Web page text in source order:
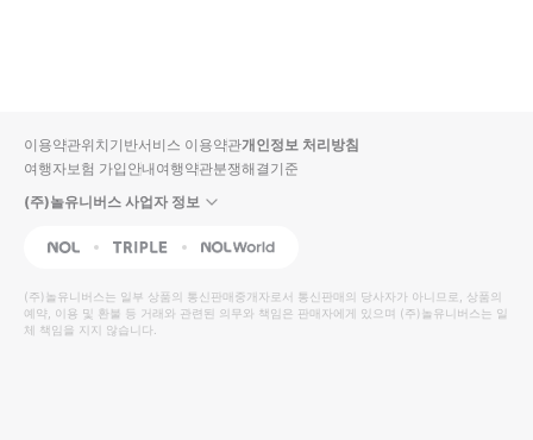
입니
다.
높
은
순
동
영
상
순
상
이용약관위치기반서비스 이용약관개인정보 처리방침
여행자보험 가입안내여행약관분쟁해결기준
(주)놀유니버스 사업자 정보
NOL Triple Interpark Global
(주)놀유니버스는 일부 상품의 통신판매중개자로서 통신판매의 당사자가 아니므로, 상품의
예약, 이용 및 환불 등 거래와 관련된 의무와 책임은 판매자에게 있으며 (주)놀유니버스는 일
체 책임을 지지 않습니다.